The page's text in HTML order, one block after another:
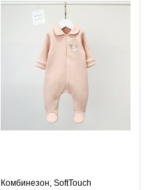
Комбинезон, SoftTouch